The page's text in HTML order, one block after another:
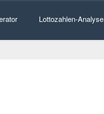
Lottozahlen-Analyse